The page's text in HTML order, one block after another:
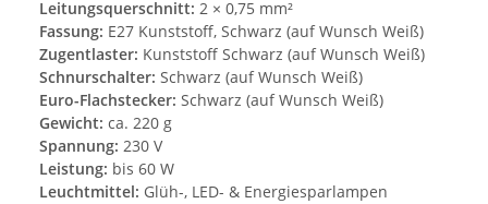
Leitungsquerschnitt: 2 × 0,75 mm²
Fassung: E27 Kunststoff, Schwarz (auf Wunsch Weiß)
Zugentlaster: Kunststoff Schwarz (auf Wunsch Weiß)
Schnurschalter: Schwarz (auf Wunsch Weiß)
Euro-Flachstecker: Schwarz (auf Wunsch Weiß)
Gewicht: ca. 220 g
Spannung: 230 V
Leistung: bis 60 W
Leuchtmittel: Glüh-, LED- & Energiesparlampen